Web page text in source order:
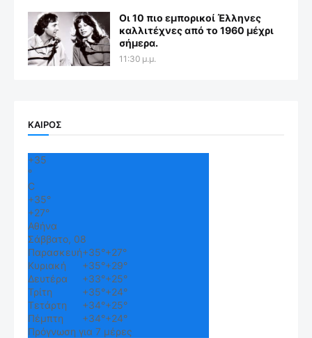
Οι 10 πιο εμπορικοί Έλληνες
καλλιτέχνες από το 1960 μέχρι
σήμερα.
11:30 μ.μ.
ΚΑΙΡΟΣ
+35
°
C
+35°
+27°
Αθήνα
Σάββατο, 08
Παρασκευή+35°+27°
Κυριακή
+35°+29°
Δευτέρα
+33°+25°
Τρίτη
+35°+24°
Τετάρτη
+34°+25°
Πέμπτη
+34°+24°
Πρόγνωση για 7 μέρες